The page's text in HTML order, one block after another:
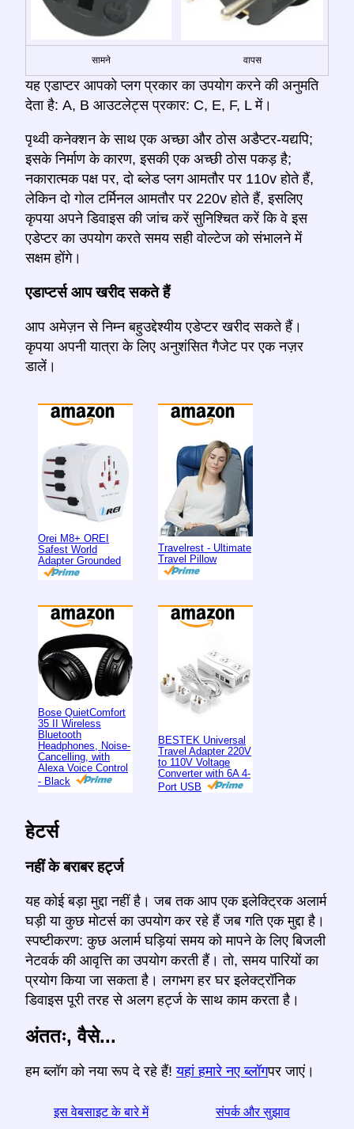
सामने वापस
यह एडाप्टर आपको प्लग प्रकार का उपयोग करने की अनुमति
देता है: A, B आउटलेट्स प्रकार: C, E, F, L में।
पृथ्वी कनेक्शन के साथ एक अच्छा और ठोस अडैप्टर-यद्यपि;
इसके निर्माण के कारण, इसकी एक अच्छी ठोस पकड़ है;
नकारात्मक पक्ष पर, दो ब्लेड प्लग आमतौर पर 110v होते हैं,
लेकिन दो गोल टर्मिनल आमतौर पर 220v होते हैं, इसलिए
कृपया अपने डिवाइस की जांच करें सुनिश्चित करें कि वे इस
एडेप्टर का उपयोग करते समय सही वोल्टेज को संभालने में
सक्षम होंगे।
एडाप्टर्स आप खरीद सकते हैं
आप अमेज़न से निम्न बहुउद्देश्यीय एडेप्टर खरीद सकते हैं।
कृपया अपनी यात्रा के लिए अनुशंसित गैजेट पर एक नज़र
डालें।
Orei M8+ OREI
Safest World
Adapter Grounded
Travelrest - Ultimate
Travel Pillow
Bose QuietComfort
35 II Wireless
Bluetooth
Headphones, Noise-
Cancelling, with
Alexa Voice Control
- Black
BESTEK Universal
Travel Adapter 220V
to 110V Voltage
Converter with 6A 4-
Port USB
हेटर्स
नहीं के बराबर हर्ट्ज
यह कोई बड़ा मुद्दा नहीं है। जब तक आप एक इलेक्ट्रिक अलार्म
घड़ी या कुछ मोटर्स का उपयोग कर रहे हैं जब गति एक मुद्दा है।
स्पष्टीकरण: कुछ अलार्म घड़ियां समय को मापने के लिए बिजली
नेटवर्क की आवृत्ति का उपयोग करती हैं। तो, समय पारियों का
प्रयोग किया जा सकता है। लगभग हर घर इलेक्ट्रॉनिक
डिवाइस पूरी तरह से अलग हर्ट्ज के साथ काम करता है।
अंततः, वैसे...
हम ब्लॉग को नया रूप दे रहे हैं!यहां हमारे नए ब्लॉगपर जाएं।
इस वेबसाइट के बारे में संपर्क और सुझाव